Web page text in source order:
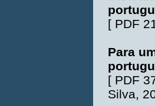
[ PDF
Para
[ PDF
Silva,